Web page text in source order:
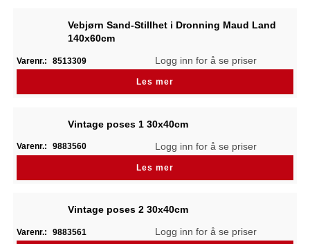
Vebjørn Sand-Stillhet i Dronning Maud Land
140x60cm
Varenr.: 8513309 Logg inn for å se priser
Les mer
Vintage poses 1 30x40cm
Varenr.: 9883560 Logg inn for å se priser
Les mer
Vintage poses 2 30x40cm
Varenr.: 9883561 Logg inn for å se priser